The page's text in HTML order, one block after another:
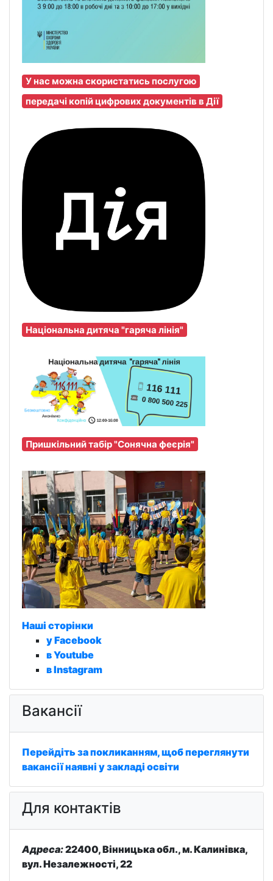
У нас можна скористатись послугою
передачі копій цифрових документів в Дії
Національна дитяча "гаряча лінія"
Пришкільний табір "Сонячна феєрія"
Наші сторінки
у Facebook
в Youtube
в Instagram
Вакансії
Перейдіть за покликанням, щоб переглянути
вакансії наявні у закладі освіти
Для контактів
Адреса:22400, Вінницька обл., м. Калинівка,
вул. Незалежності, 22